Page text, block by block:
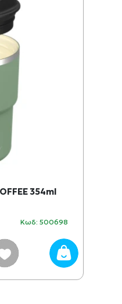
354ml
Κωδ: 500698